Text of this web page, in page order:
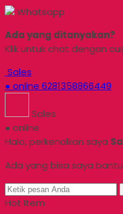
Whatsapp
Ada yang ditanyakan?
Klik untuk chat dengan
Sales
● online 6281358866449
Sales
● online
Halo, perkenalkan saya
Ada yang bisa saya
Hot Item